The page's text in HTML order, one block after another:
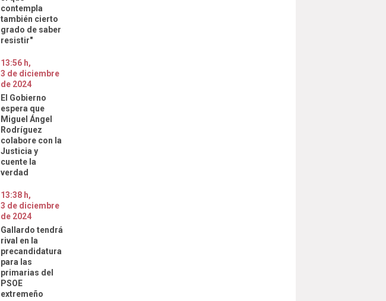
contempla
también cierto
grado de saber
resistir"
13:56 h,
3 de diciembre
de 2024
El Gobierno
espera que
Miguel Ángel
Rodríguez
colabore con la
Justicia y
cuente la
verdad
13:38 h,
3 de diciembre
de 2024
Gallardo tendrá
rival en la
precandidatura
para las
primarias del
PSOE
extremeño